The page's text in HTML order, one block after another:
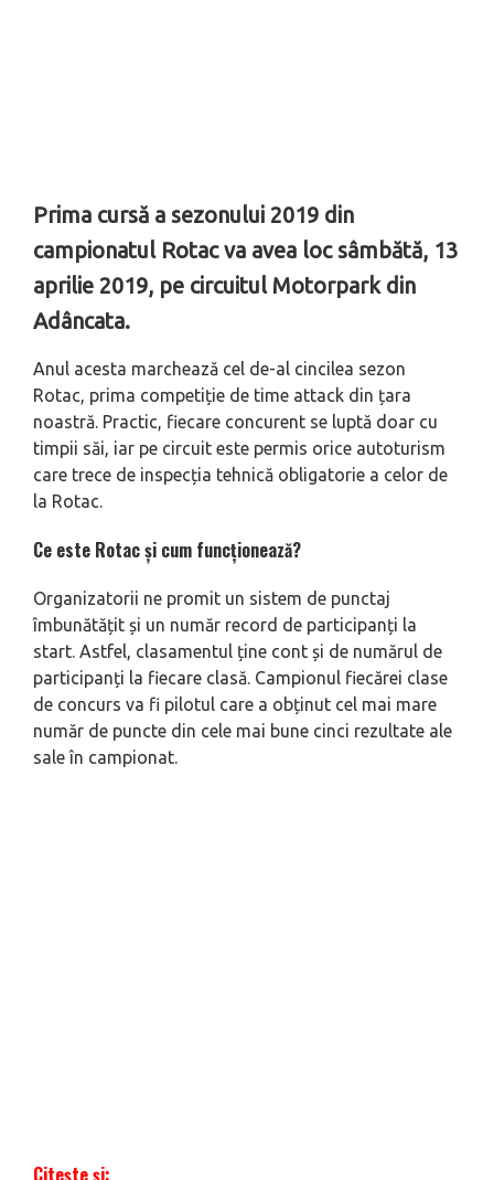
Prima cursă a sezonului 2019 din
campionatul Rotac va avea loc sâmbătă, 13
aprilie 2019, pe circuitul Motorpark din
Adâncata.
Anul acesta marchează cel de-al cincilea sezon
Rotac, prima competiție de time attack din țara
noastră. Practic, fiecare concurent se luptă doar cu
timpii săi, iar pe circuit este permis orice autoturism
care trece de inspecția tehnică obligatorie a celor de
la Rotac.
Ce este Rotac și cum funcționează?
Organizatorii ne promit un sistem de punctaj
îmbunătățit și un număr record de participanți la
start. Astfel, clasamentul ține cont și de numărul de
participanți la fiecare clasă. Campionul fiecărei clase
de concurs va fi pilotul care a obținut cel mai mare
număr de puncte din cele mai bune cinci rezultate ale
sale în campionat.
Citește și: